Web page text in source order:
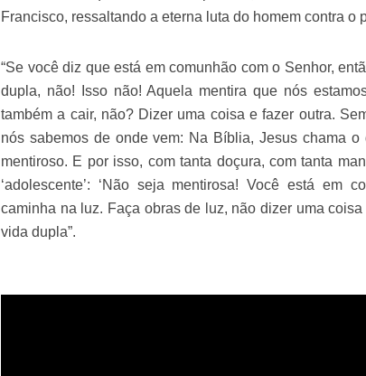
Francisco, ressaltando a eterna luta do homem contra o
“Se você diz que está em comunhão com o Senhor,
dupla, não! Isso não! Aquela mentira que nós
também a cair, não? Dizer uma coisa e fazer outra.
nós sabemos de onde vem: Na Bíblia, Jesus chama o
mentiroso. E por isso, com tanta doçura, com tanta
‘adolescente’: ‘Não seja mentirosa! Você está em
caminha na luz. Faça obras de luz, não dizer uma
vida dupla”.